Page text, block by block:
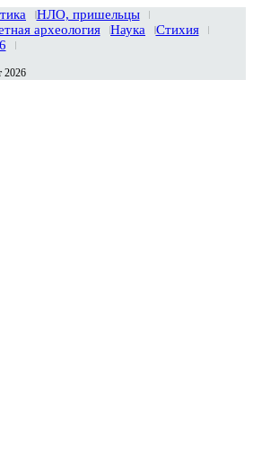
НЛО, пришельцы
археология Наука
Стихия
2026